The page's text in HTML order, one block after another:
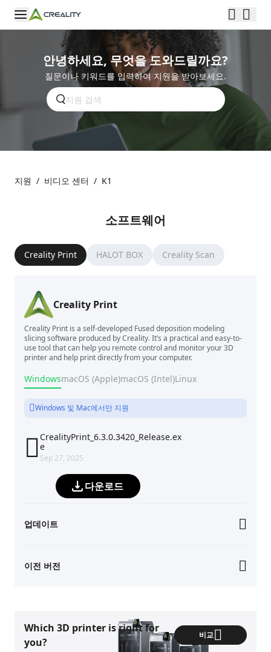
안녕하세요, 무엇을 도와드릴까요?
질문이나 키워드를 입력하여 지원을 받아보세요.
지원 / 비디오 센터 / K1
소프트웨어
Creality Print HALOT BOX Creality Scan
Creality Print
Creality Print is a self-developed Fused deposition modeling
slicing software produced by Creality. It’s a practical and easy-to-
use tool that can help you remote control and monitor your 3D
printer and help print directly from your computer.
WindowsmacOS (Apple)macOS (Intel)Linux
Windows 및 Mac에서만 지원
 CrealityPrint_6.3.0.3420_Release.ex
e
Sep 27, 2025
다운로드
업데이트
이전 버전
Which 3D printer is right for
you?
비교